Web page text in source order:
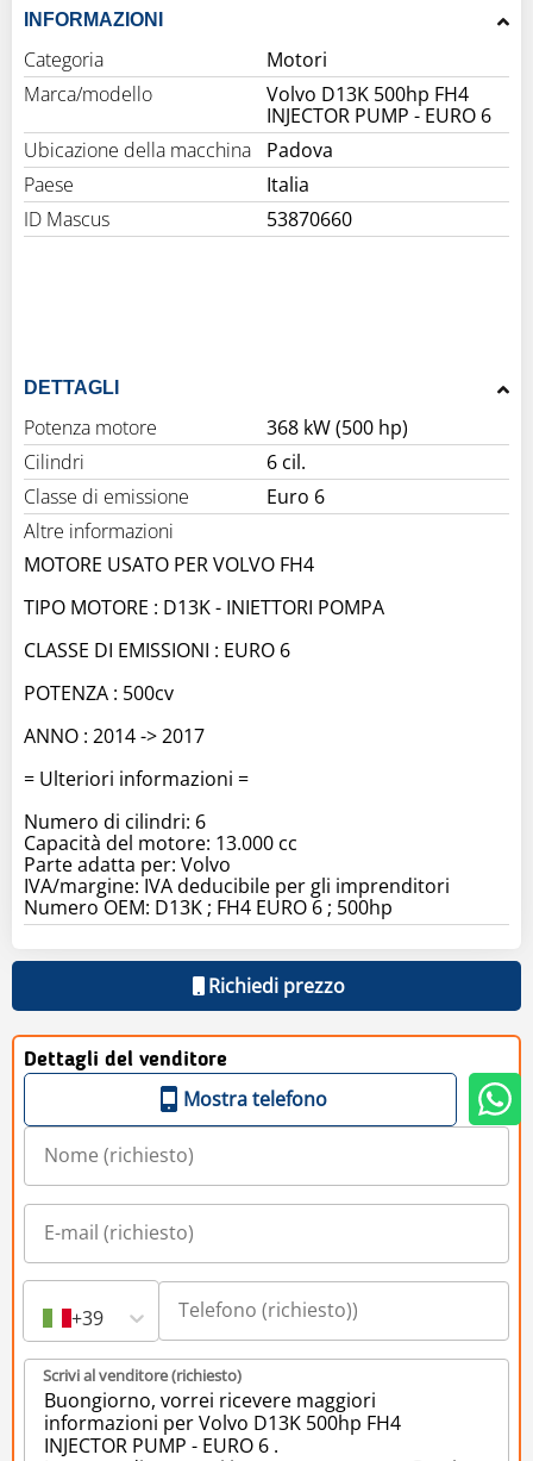
INFORMAZIONI
Categoria
Motori
Marca/modello
Volvo D13K 500hp FH4
INJECTOR PUMP - EURO 6
Ubicazione della macchina
Padova
Paese
Italia
ID Mascus
53870660
DETTAGLI
Potenza motore
368 kW (500 hp)
Cilindri
6 cil.
Classe di emissione
Euro 6
Altre informazioni
MOTORE USATO PER VOLVO FH4
TIPO MOTORE : D13K - INIETTORI POMPA
CLASSE DI EMISSIONI : EURO 6
POTENZA : 500cv
ANNO : 2014 -> 2017
= Ulteriori informazioni =
Numero di cilindri: 6
Capacità del motore: 13.000 cc
Parte adatta per: Volvo
IVA/margine: IVA deducibile per gli imprenditori
Numero OEM: D13K ; FH4 EURO 6 ; 500hp
Richiedi prezzo
Dettagli del venditore
Mostra telefono
+39
Scrivi al venditore (richiesto)